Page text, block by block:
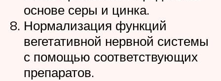
основе серы и цинка.
Нормализация функций
вегетативной нервной системы
с помощью соответствующих
препаратов.